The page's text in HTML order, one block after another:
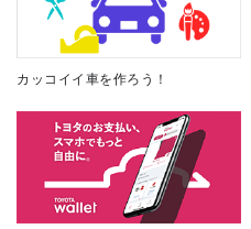
カッコイイ車を作ろう！